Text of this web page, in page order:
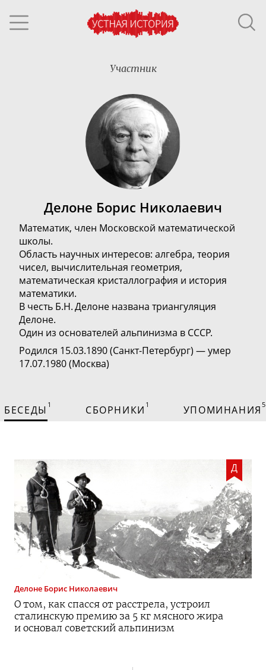
Участник
Делоне Борис Николаевич
Математик, член Московской математической
школы.
Область научных интересов: алгебра, теория
чисел, вычислительная геометрия,
математическая кристаллография и история
математики.
В честь Б.Н. Делоне названа триангуляция
Делоне.
Один из основателей альпинизма в СССР.
Родился 15.03.1890 (Санкт-Петербург) — умер
17.07.1980 (Москва)
БЕСЕДЫ 1 СБОРНИКИ 1 УПОМИНАНИЯ 5
Д
Делоне Борис Николаевич
О том, как спасся от расстрела, устроил
сталинскую премию за 5 кг мясного жира
и основал советский альпинизм